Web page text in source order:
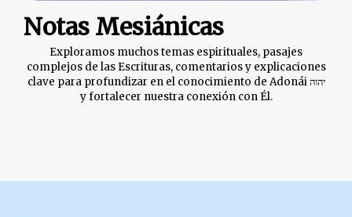
Notas Mesiánicas
Exploramos muchos temas espirituales, pasajes
complejos de las Escrituras, comentarios y explicaciones
clave para profundizar en el conocimiento de Adonái יהוה
y fortalecer nuestra conexión con Él.